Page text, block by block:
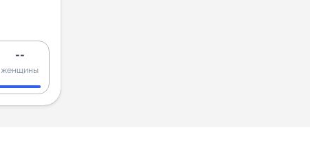
--
женщины